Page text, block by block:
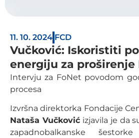
11. 10. 2024 FCD
Vučković: Iskoristiti
energiju za proširenje
Intervju za FoNet povodom
procesa
Izvršna direktorka Fondacije
Nataša Vučkovićizjavila je da
zapadnobalkanske